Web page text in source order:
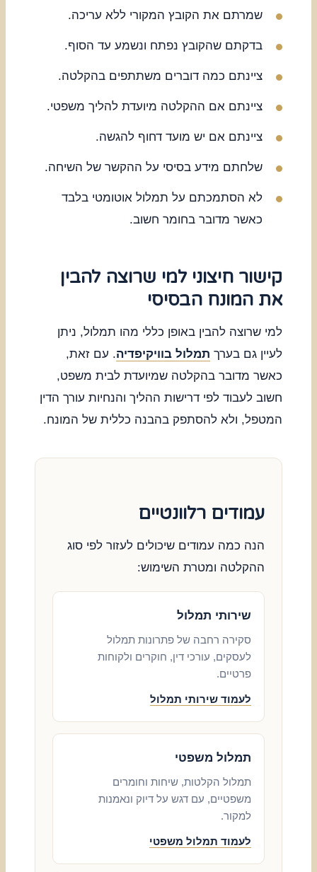
שמרתם את הקובץ המקורי ללא עריכה.
בדקתם שהקובץ נפתח ונשמע עד הסוף.
ציינתם כמה דוברים משתתפים בהקלטה.
ציינתם אם ההקלטה מיועדת להליך משפטי.
ציינתם אם יש מועד דחוף להגשה.
שלחתם מידע בסיסי על ההקשר של השיחה.
לא הסתמכתם על תמלול אוטומטי בלבד
כאשר מדובר בחומר חשוב.
קישור חיצוני למי שרוצה להבין
את המונח הבסיסי
למי שרוצה להבין באופן כללי מהו תמלול, ניתן
לעיין גם בערך תמלול בוויקיפדיה. עם זאת,
כאשר מדובר בהקלטה שמיועדת לבית משפט,
חשוב לעבוד לפי דרישות ההליך והנחיות עורך הדין
המטפל, ולא להסתפק בהבנה כללית של המונח.
עמודים רלוונטיים
הנה כמה עמודים שיכולים לעזור לפי סוג
ההקלטה ומטרת השימוש:
שירותי תמלול
סקירה רחבה של פתרונות תמלול
לעסקים, עורכי דין, חוקרים ולקוחות
פרטיים.
לעמוד שירותי תמלול
תמלול משפטי
תמלול הקלטות, שיחות וחומרים
משפטיים, עם דגש על דיוק ונאמנות
למקור.
לעמוד תמלול משפטי